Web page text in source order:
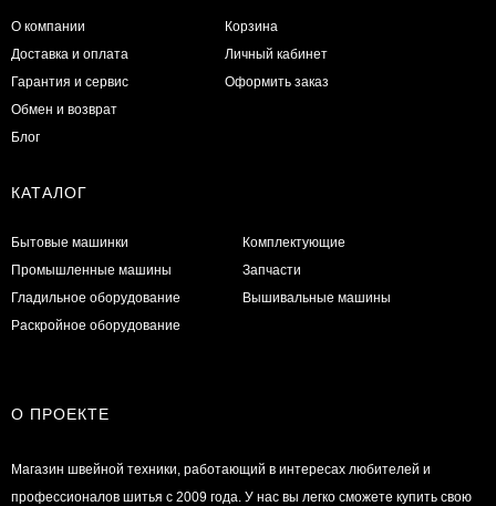
О компании
Доставка и оплата
Гарантия и сервис
Обмен и возврат
Блог
Корзина
Личный кабинет
Оформить заказ
КАТАЛОГ
Бытовые машинки
Промышленные машины
Гладильное оборудование
Раскройное оборудование
Комплектующие
Запчасти
Вышивальные машины
О ПРОЕКТЕ
Магазин швейной техники, работающий в интересах любителей и
профессионалов шитья с 2009 года. У нас вы легко сможете купить свою